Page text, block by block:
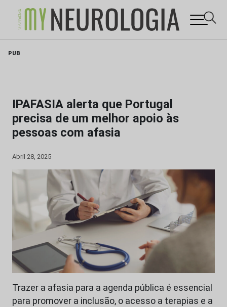
PUB
IPAFASIA alerta que Portugal
precisa de um melhor apoio às
pessoas com afasia
Abril 28, 2025
Trazer a afasia para a agenda pública é essencial
para promover a inclusão, o acesso a terapias e a